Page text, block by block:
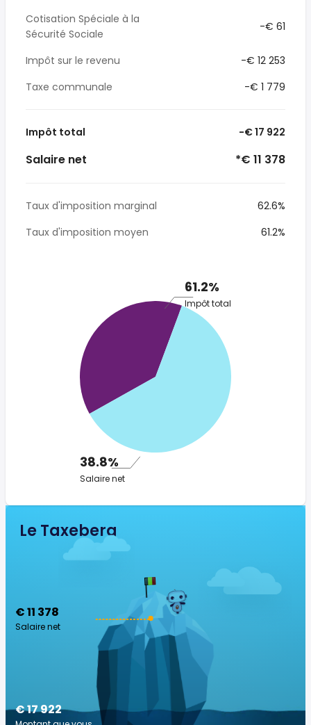
Cotisation Spéciale à la
Sécurité Sociale
-€ 61
Impôt sur le revenu
-€ 12 253
Taxe communale
-€ 1 779
Impôt total -€ 17 922
Salaire net *€ 11 378
Taux d'imposition marginal
62.6%
Taux d'imposition moyen
61.2%
61.2%
Impôt total
38.8%
Salaire net
Le Taxeberg
€ 11 378
Salaire net
€ 17 922